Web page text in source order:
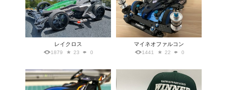
レイクロス
1879 23 0
マイネオファルコン
1441 22 0